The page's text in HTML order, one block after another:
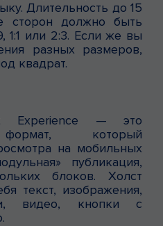
Длительность до 15
сторон должно быть
1:1 или 2:3. Если же вы
разных размеров,
квадрат.
Experience — это
который
на мобильных
публикация,
блоков. Холст
текст, изображения,
видео, кнопки с